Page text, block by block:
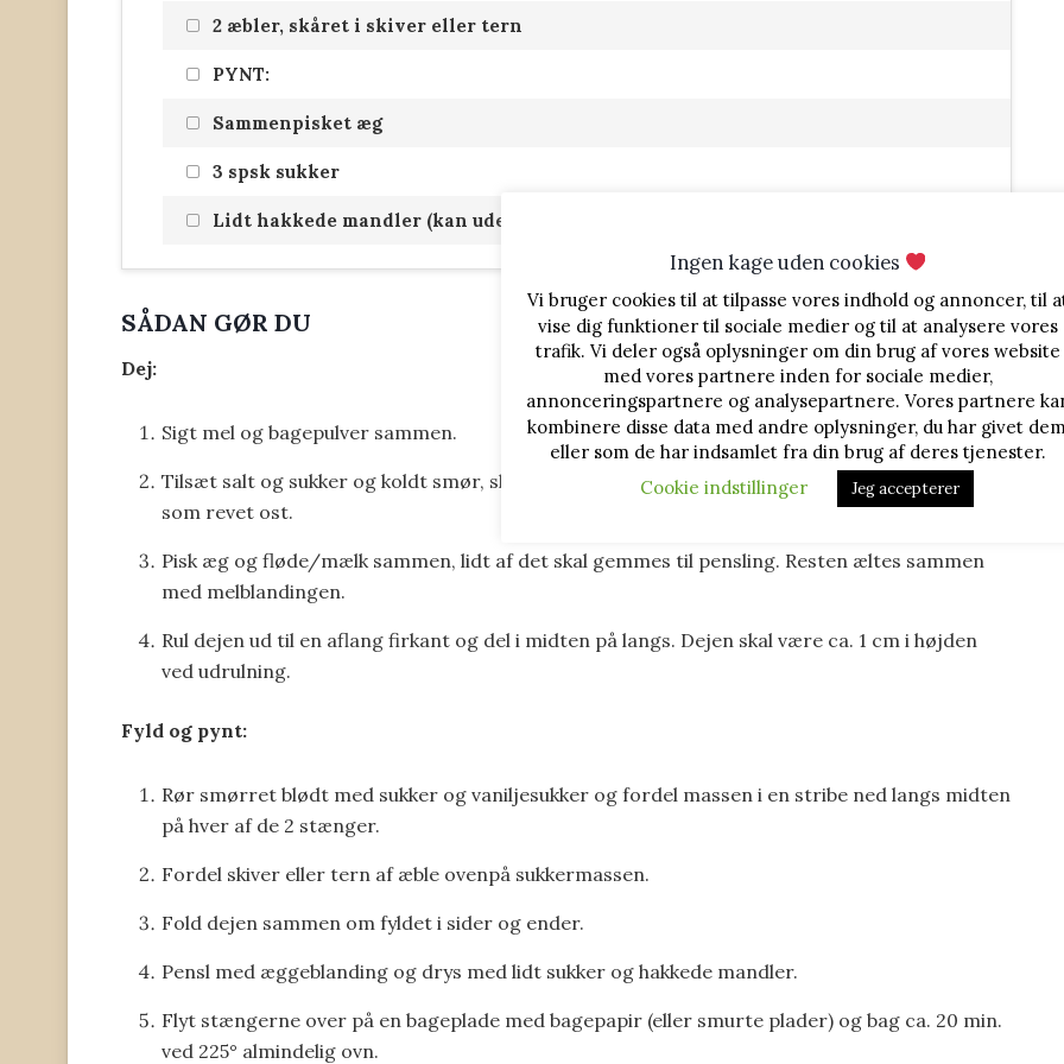
2 æbler, skåret i skiver eller tern
PYNT:
Sammenpisket æg
3 spsk sukker
Lidt hakkede mandler (kan udelades)
SÅDAN GØR DU
Dej:
Sigt mel og bagepulver sammen.
Tilsæt salt og sukker og koldt smør, skåret i mindre tern. Smørret smuldres i, så det føles lidt
som revet ost.
Pisk æg og fløde/mælk sammen, lidt af det skal gemmes til pensling. Resten æltes sammen
med melblandingen.
Rul dejen ud til en aflang firkant og del i midten på langs. Dejen skal være ca. 1 cm i højden
ved udrulning.
Fyld og pynt:
Rør smørret blødt med sukker og vaniljesukker og fordel massen i en stribe ned langs midten
på hver af de 2 stænger.
Fordel skiver eller tern af æble ovenpå sukkermassen.
Fold dejen sammen om fyldet i sider og ender.
Pensl med æggeblanding og drys med lidt sukker og hakkede mandler.
Flyt stængerne over på en bageplade med bagepapir (eller smurte plader) og bag ca. 20 min.
ved 225° almindelig ovn.
Ingen kage uden cookies
Vi bruger cookies til at tilpasse vores indhold og annoncer, til
vise dig funktioner til sociale medier og til at analysere vores
trafik. Vi deler også oplysninger om din brug af vores website
med vores partnere inden for sociale medier,
annonceringspartnere og analysepartnere. Vores partnere
kombinere disse data med andre oplysninger, du har givet
eller som de har indsamlet fra din brug af deres tjenester.
Cookie indstillinger
Jeg accepterer